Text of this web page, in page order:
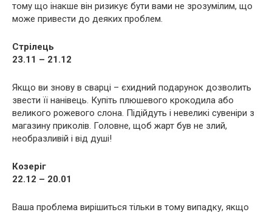
тому що інакше він ризикує бути вами не зрозумілим, що
може привести до деяких проблем.
Стрілець
23.11 – 21.12
Якщо ви знову в сварці – єхидний подарунок дозволить
звести її нанівець. Купіть плюшевого крокодила або
великого рожевого слона. Підійдуть і невеликі сувеніри з
магазину приколів. Головне, щоб жарт був не злий,
необразливій і від душі!
Козеріг
22.12 – 20.01
Ваша проблема вирішиться тільки в тому випадку, якщо